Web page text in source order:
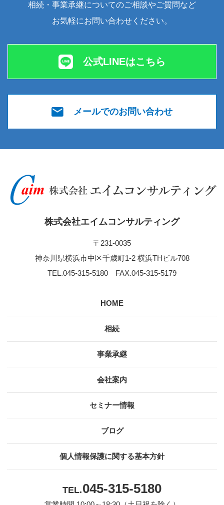
相続・事業承継についてのご相談やご質問など
お気軽にお問い合わせください。
公式LINEはこちら
メールでのお問い合わせ
株式会社エイムコンサルティング
〒231-0035
神奈川県横浜市中区千歳町1-2 横浜THビル708
TEL.045-315-5180 FAX.045-315-5179
HOME
相続
事業承継
会社案内
セミナー情報
ブログ
個人情報保護に関する基本方針
TEL.045-315-5180